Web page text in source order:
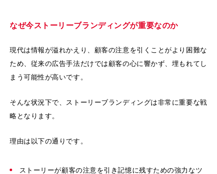
なぜ今ストーリーブランディングが重要なのか
現代は情報が溢れかえり、顧客の注意を引くことがより困難な
ため、従来の広告手法だけでは顧客の心に響かず、埋もれてし
まう可能性が高いです。
そんな状況下で、ストーリーブランディングは非常に重要な戦
略となります。
理由は以下の通りです。
ストーリーが顧客の注意を引き記憶に残すための強力なツ